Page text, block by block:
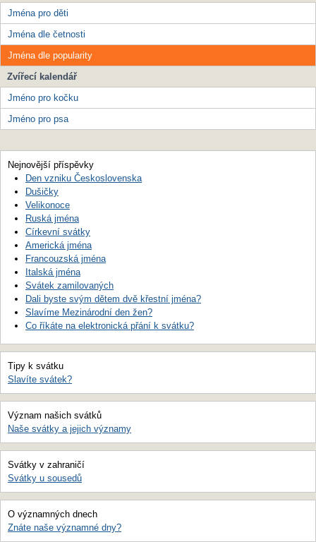
Jména pro děti
Jména dle četnosti
Jména dle popularity
Zvířecí kalendář
Jméno pro kočku
Jméno pro psa
Nejnovější příspěvky
Den vzniku Československa
Dušičky
Velikonoce
Ruská jména
Církevní svátky
Americká jména
Francouzská jména
Italská jména
Svátek zamilovaných
Dali byste svým dětem dvě křestní jména?
Slavíme Mezinárodní den žen?
Co říkáte na elektronická přání k svátku?
Tipy k svátku
Slavíte svátek?
Význam našich svátků
Naše svátky a jejich významy
Svátky v zahraničí
Svátky u sousedů
O významných dnech
Znáte naše významné dny?